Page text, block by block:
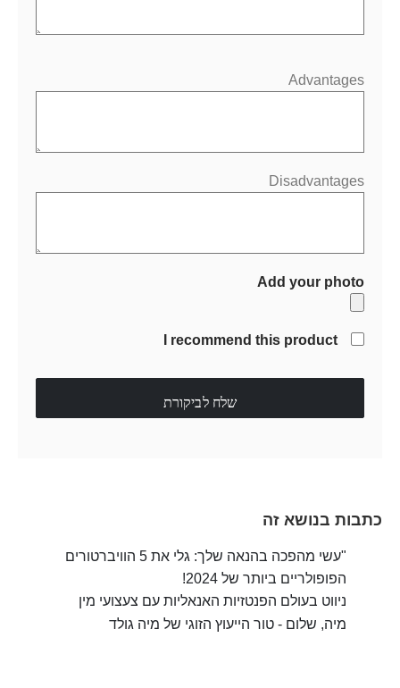
Advantages
Disadvantages
Add your photo
I recommend this product
שלח לביקורת
כתבות בנושא זה
"עשי מהפכה בהנאה שלך: גלי את 5 הוויברטורים
הפופולריים ביותר של 2024!
ניווט בעולם הפנטזיות האנאליות עם צעצועי מין
מיה, שלום - טור הייעוץ הזוגי של מיה גולד